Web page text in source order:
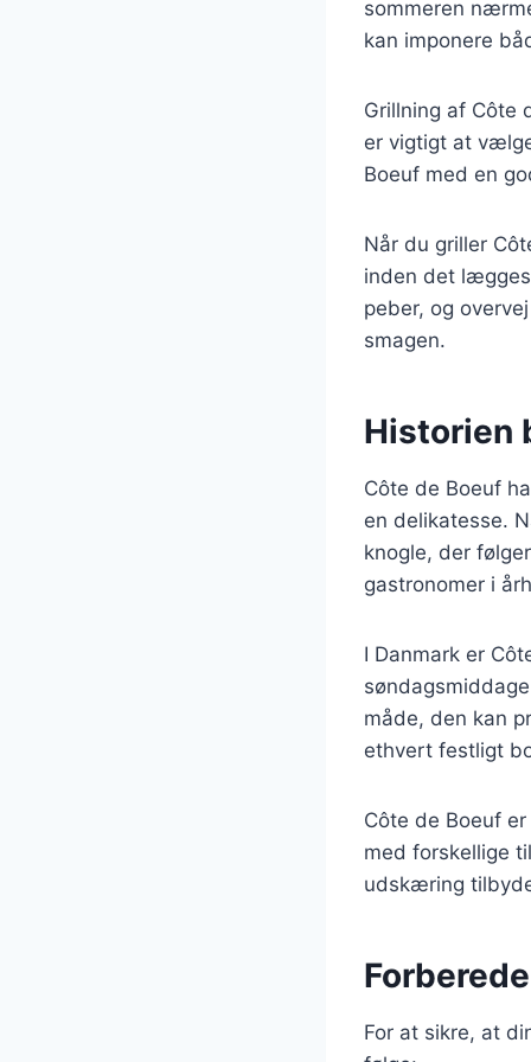
sommeren
kan imponere
Grillning af Côte
er vigtigt at
Boeuf med en
Når du griller
inden det
peber, og
smagen.
Historien
Côte de Boeuf
en delikatesse.
knogle, der
gastronomer i
I Danmark er
måde, den kan
ethvert festligt
Côte de Boeuf
med forskellige
udskæring
For at sikre, at